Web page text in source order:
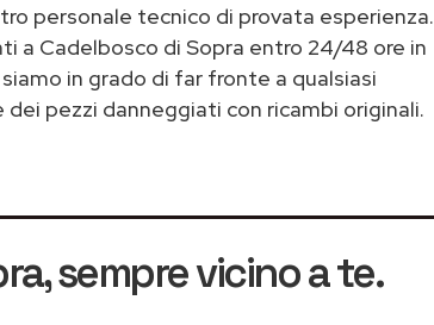
personale tecnico di provata esperienza.
a Cadelbosco di Sopra entro 24/48 ore in
siamo in grado di far fronte a qualsiasi
pezzi danneggiati con ricambi originali.
, sempre vicino a te.